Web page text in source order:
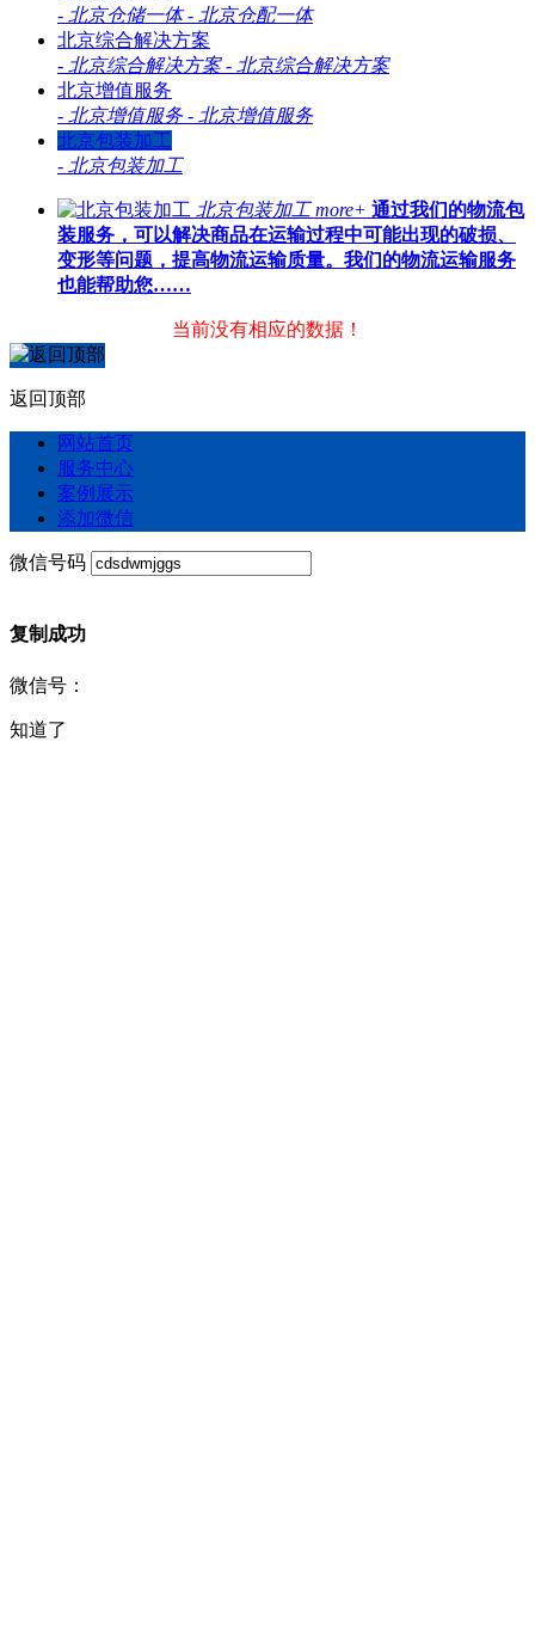
- 北京仓储一体 - 北京仓配一体
北京综合解决方案
- 北京综合解决方案 - 北京综合解决方案
北京增值服务
- 北京增值服务 - 北京增值服务
北京包装加工
- 北京包装加工
北京包装加工more+ 通过我们的物流包
装服务，可以解决商品在运输过程中可能出现的破损、
变形等问题，提高物流运输质量。我们的物流运输服务
也能帮助您……
当前没有相应的数据！
返回顶部
网站首页
服务中心
案例展示
添加微信
微信号码
复制成功
微信号：
知道了